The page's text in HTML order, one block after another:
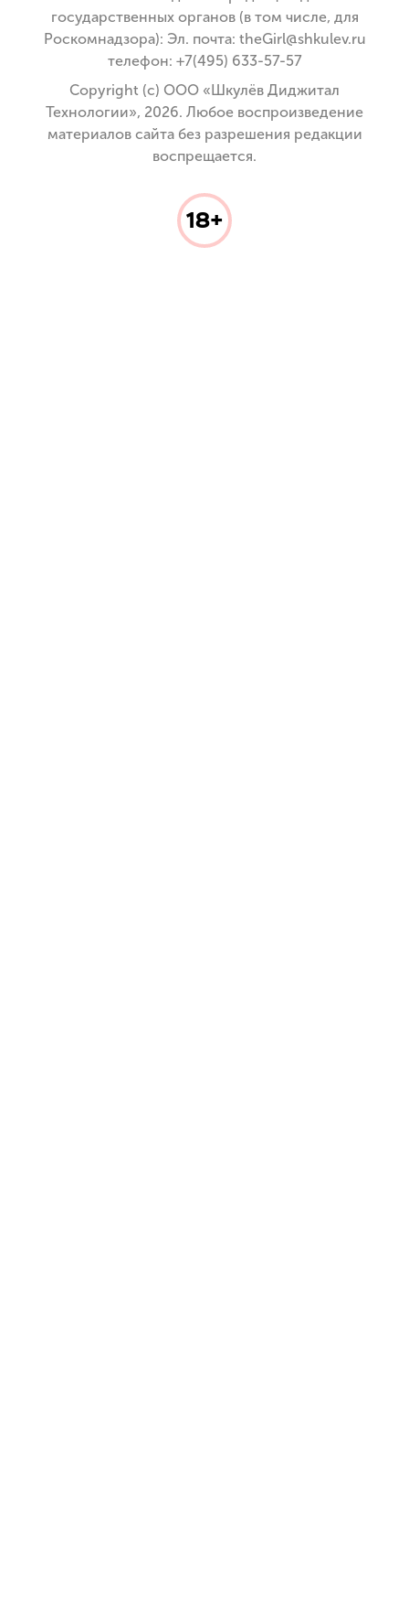
государственных органов (в том числе, для
Роскомнадзора): Эл. почта: theGirl@shkulev.ru
телефон: +7(495) 633-57-57
Copyright (с) ООО «Шкулёв Диджитал
Технологии», 2026. Любое воспроизведение
материалов сайта без разрешения редакции
воспрещается.
18+